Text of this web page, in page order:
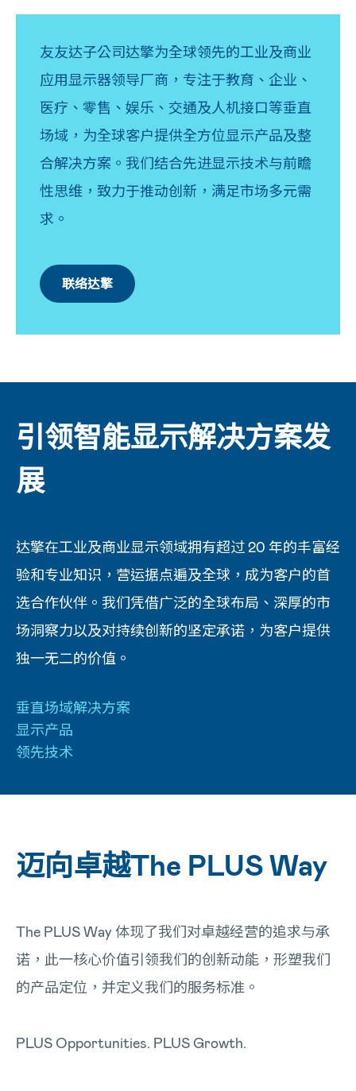
友友达子公司达擎为全球领先的工业及商业
应用显示器领导厂商，专注于教育、企业、
医疗、零售、娱乐、交通及人机接口等垂直
场域，为全球客户提供全方位显示产品及整
合解决方案。我们结合先进显示技术与前瞻
性思维，致力于推动创新，满足市场多元需
求。
联络达擎
引领智能显示解决方案发
展
达擎在工业及商业显示领域拥有超过 20 年的丰富经
验和专业知识，营运据点遍及全球，成为客户的首
选合作伙伴。我们凭借广泛的全球布局、深厚的市
场洞察力以及对持续创新的坚定承诺，为客户提供
独一无二的价值。
垂直场域解决方案
显示产品
领先技术
迈向卓越The PLUS Way
The PLUS Way 体现了我们对卓越经营的追求与承
诺，此一核心价值引领我们的创新动能，形塑我们
的产品定位，并定义我们的服务标准。
PLUS Opportunities. PLUS Growth.